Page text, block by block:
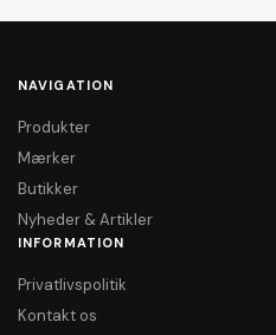
NAVIGATION
Produkter
Mærker
Butikker
Nyheder & Artikler
INFORMATION
Privatlivspolitik
Kontakt os